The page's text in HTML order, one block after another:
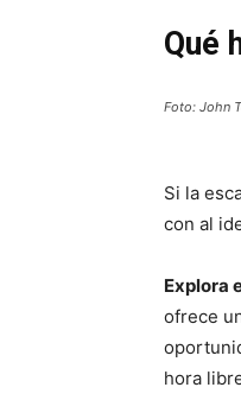
Qué
Foto: John
Si la
con al
Explora
ofrece
hora